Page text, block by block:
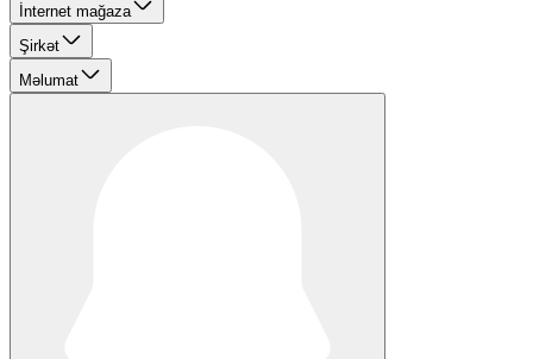
İnternet mağaza
Şirkət
Məlumat